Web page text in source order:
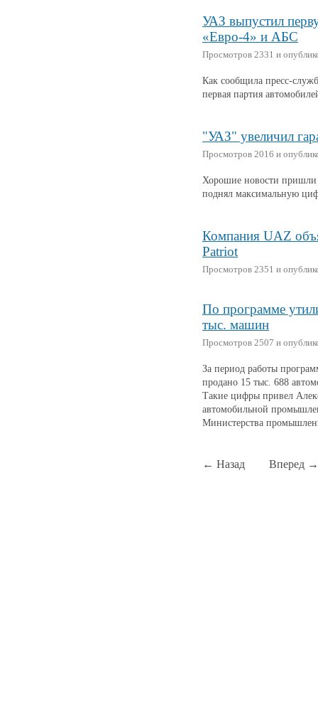
УАЗ выпустил
«Евро-4» и АБС
Просмотров 2331 и
Как сообщила пресс-
первая партия
"УАЗ" увеличил
Просмотров 2016 и
Хорошие новости пришли
поднял максимальную
Компания UAZ
Patriot
Просмотров 2351 и
По программе
тыс. машин
Просмотров 2507 и
За период работы
продано 15 тыс. 688
Такие цифры привел
автомобильной
Министерства
← Назад Вперед →